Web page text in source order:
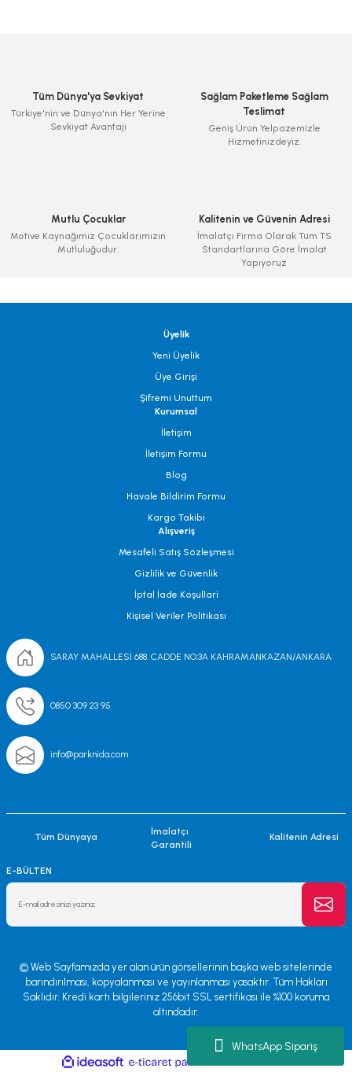
WhatsApp Sipariş
Tüm Dünya'ya Sevkiyat
Türkiye'nin ve Dünya'nın Her Yerine
Sevkiyat Avantajı
Sağlam Paketleme Sağlam
Teslimat
Geniş Ürün Yelpazemizle
Hizmetinizdeyiz.
Mutlu Çocuklar
Motive Kaynağımız Çocuklarımızın
Mutluluğudur.
Kalitenin ve Güvenin Adresi
İmalatçı Firma Olarak Tüm TS
Standartlarına Göre İmalat
Yapıyoruz
Üyelik
Yeni Üyelik
Üye Girişi
Şifremi Unuttum
Kurumsal
İletişim
İletişim Formu
Blog
Havale Bildirim Formu
Kargo Takibi
Alışveriş
Mesafeli Satış Sözleşmesi
Gizlilik ve Güvenlik
İptal İade Koşullari
Kişisel Veriler Politikası
SARAY MAHALLESİ 688. CADDE NO;3A KAHRAMANKAZAN/ANKARA
0850 309 23 95
info@parknida.com
Tüm Dünyaya
İmalatçı
Garantili
Kalitenin Adresi
E-BÜLTEN
© Web Sayfamızda yer alan ürün görsellerinin başka web sitelerinde
barındırılması, kopyalanması ve yayınlanması yasaktır. Tüm Hakları
Saklıdır. Kredi kartı bilgileriniz 256bit SSL sertifikası ile %100 koruma
altındadır.
ideasoft